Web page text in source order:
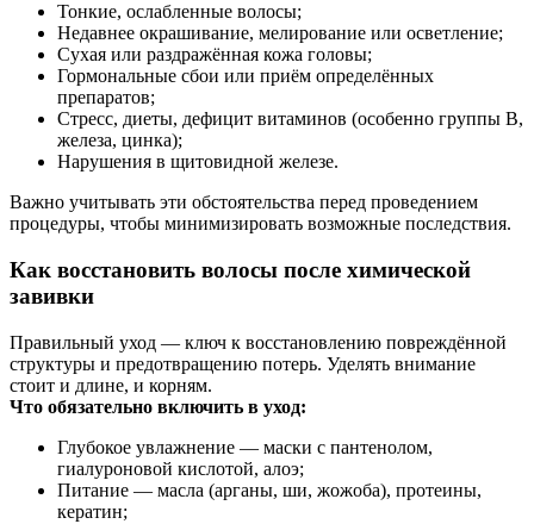
Тонкие, ослабленные волосы;
Недавнее окрашивание, мелирование или осветление;
Сухая или раздражённая кожа головы;
Гормональные сбои или приём определённых
препаратов;
Стресс, диеты, дефицит витаминов (особенно группы B,
железа, цинка);
Нарушения в щитовидной железе.
Важно учитывать эти обстоятельства перед проведением
процедуры, чтобы минимизировать возможные последствия.
Как восстановить волосы после химической
завивки
Правильный уход — ключ к восстановлению повреждённой
структуры и предотвращению потерь. Уделять внимание
стоит и длине, и корням.
Что обязательно включить в уход:
Глубокое увлажнение — маски с пантенолом,
гиалуроновой кислотой, алоэ;
Питание — масла (арганы, ши, жожоба), протеины,
кератин;